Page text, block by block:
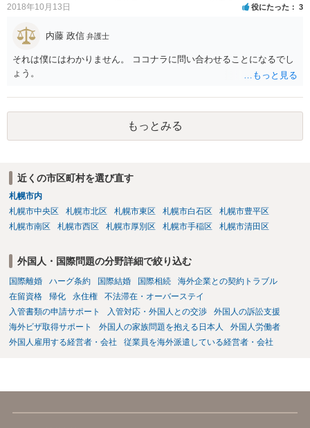
2018年10月13日 役にたった 3
内藤 政信 弁護士
それは僕にはわかりません。 ココナラに問い合わせることになるでし
ょう。
もっとみる
近くの市区町村を選び直す
札幌市内
札幌市中央区
札幌市北区 札幌市東区 札幌市白石区
札幌市豊平区
札幌市南区
札幌市西区 札幌市厚別区 札幌市手稲区 札幌市清田区
外国人・国際問題の分野詳細で絞り込む
国際離婚 ハーグ条約 国際結婚 国際相続
海外企業との契約トラブル
在留資格
帰化 永住権
不法滞在・オーバーステイ
入管書類の申請サポート
入管対応・外国人との交渉
外国人の訴訟支援
海外ビザ取得サポート
外国人の家族問題を抱える日本人
外国人労働者
外国人雇用する経営者・会社
従業員を海外派遣している経営者・会社